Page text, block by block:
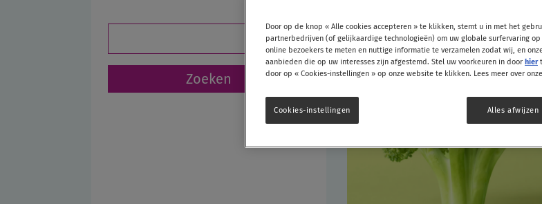
Vitamine K
Door op de knop « Alle cookies accepteren » te klikken, stemt u in met het
partnerbedrijven (of gelijkaardige technologieën) om uw globale surfervaring
online bezoekers te meten en nuttige informatie te verzamelen zodat wij, en
aanbieden die op uw interesses zijn afgestemd. Stel uw voorkeuren in door hier
door op « Cookies-instellingen » op onze website te klikken. Lees meer over onze
Alles afwijzen
Cookies-instellingen